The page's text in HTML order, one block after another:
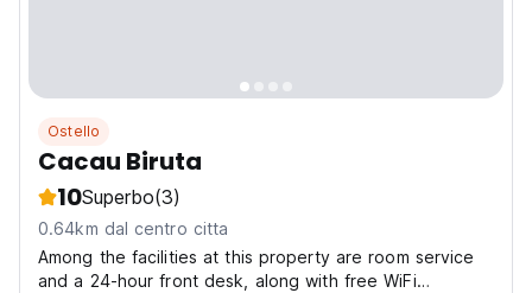
Ostello
Cacau Biruta
10Superbo(3)
0.64km dal centro citta
Among the facilities at this property are room service
and a 24-hour front desk, along with free WiFi